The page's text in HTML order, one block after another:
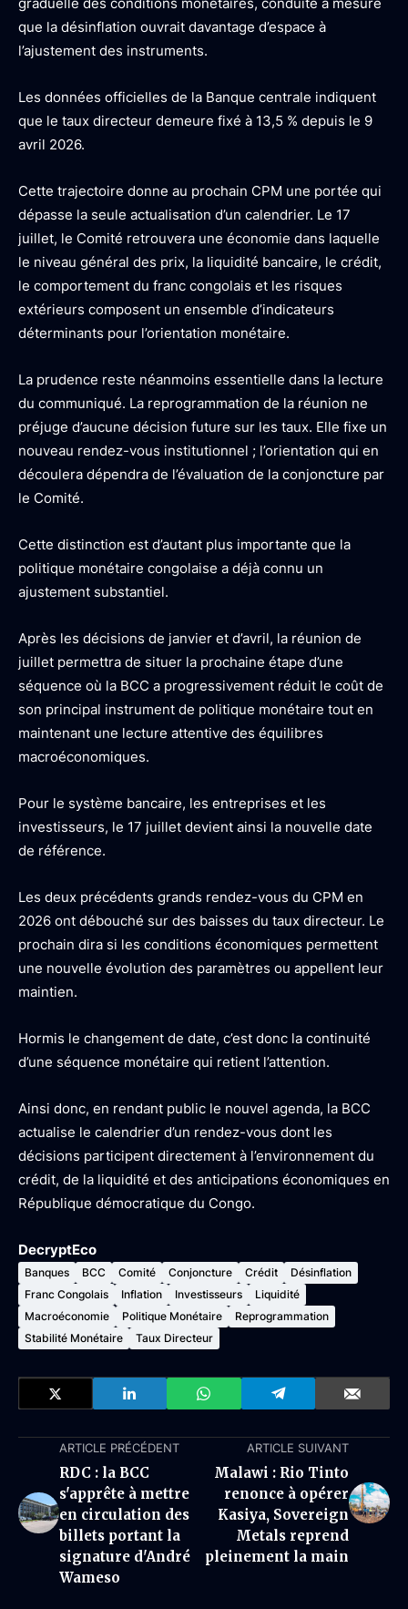
que la désinflation ouvrait davantage d’espace à
l’ajustement des instruments.
Les données officielles de la Banque centrale indiquent
que le taux directeur demeure fixé à 13,5 % depuis le 9
avril 2026.
Cette trajectoire donne au prochain CPM une portée qui
dépasse la seule actualisation d’un calendrier. Le 17
juillet, le Comité retrouvera une économie dans laquelle
le niveau général des prix, la liquidité bancaire, le crédit,
le comportement du franc congolais et les risques
extérieurs composent un ensemble d’indicateurs
déterminants pour l’orientation monétaire.
La prudence reste néanmoins essentielle dans la lecture
du communiqué. La reprogrammation de la réunion ne
préjuge d’aucune décision future sur les taux. Elle fixe un
nouveau rendez-vous institutionnel ; l’orientation qui en
découlera dépendra de l’évaluation de la conjoncture par
le Comité.
Cette distinction est d’autant plus importante que la
politique monétaire congolaise a déjà connu un
ajustement substantiel.
Après les décisions de janvier et d’avril, la réunion de
juillet permettra de situer la prochaine étape d’une
séquence où la BCC a progressivement réduit le coût de
son principal instrument de politique monétaire tout en
maintenant une lecture attentive des équilibres
macroéconomiques.
Pour le système bancaire, les entreprises et les
investisseurs, le 17 juillet devient ainsi la nouvelle date
de référence.
Les deux précédents grands rendez-vous du CPM en
2026 ont débouché sur des baisses du taux directeur. Le
prochain dira si les conditions économiques permettent
une nouvelle évolution des paramètres ou appellent leur
maintien.
Hormis le changement de date, c’est donc la continuité
d’une séquence monétaire qui retient l’attention.
Ainsi donc, en rendant public le nouvel agenda, la BCC
actualise le calendrier d’un rendez-vous dont les
décisions participent directement à l’environnement du
crédit, de la liquidité et des anticipations économiques en
République démocratique du Congo.
DecryptEco
Banques BCC Comité Conjoncture Crédit
Désinflation
Franc Congolais
Inflation Investisseurs
Liquidité
Macroéconomie
Politique Monétaire
Reprogrammation
Stabilité Monétaire
Taux Directeur
ARTICLE PRÉCÉDENT
RDC : la BCC
s'apprête à mettre
en circulation des
billets portant la
signature d'André
Wameso
ARTICLE SUIVANT
Malawi : Rio Tinto
renonce à opérer
Kasiya, Sovereign
Metals reprend
pleinement la main